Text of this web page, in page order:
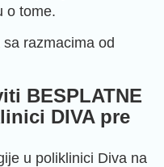
o tome.
razmacima od
BESPLATNE
DIVA pre
u poliklinici Diva na